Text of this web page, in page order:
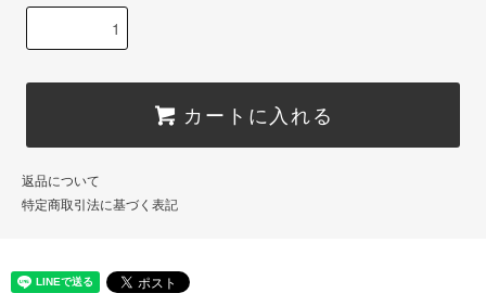
カートに入れる
返品について
特定商取引法に基づく表記